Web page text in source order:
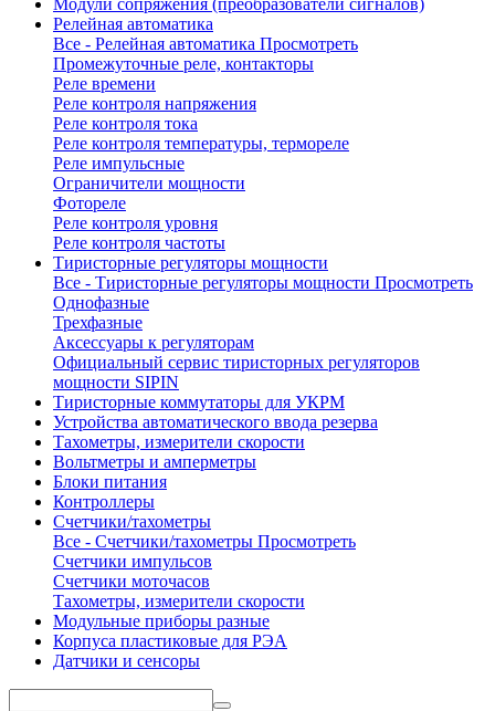
Модули сопряжения (преобразователи сигналов)
Релейная автоматика
Все - Релейная автоматика Просмотреть
Промежуточные реле, контакторы
Реле времени
Реле контроля напряжения
Реле контроля тока
Реле контроля температуры, термореле
Реле импульсные
Ограничители мощности
Фотореле
Реле контроля уровня
Реле контроля частоты
Тиристорные регуляторы мощности
Все - Тиристорные регуляторы мощности Просмотреть
Однофазные
Трехфазные
Аксессуары к регуляторам
Официальный сервис тиристорных регуляторов
мощности SIPIN
Тиристорные коммутаторы для УКРМ
Устройства автоматического ввода резерва
Тахометры, измерители скорости
Вольтметры и амперметры
Блоки питания
Контроллеры
Счетчики/тахометры
Все - Счетчики/тахометры Просмотреть
Счетчики импульсов
Счетчики моточасов
Тахометры, измерители скорости
Модульные приборы разные
Корпуса пластиковые для РЭА
Датчики и сенсоры